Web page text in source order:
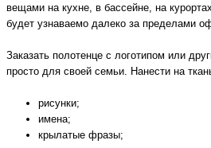
вещами на кухне, в бассейне, на
будет узнаваемо далеко за пределами
Заказать полотенце с логотипом или
просто для своей семьи. Нанести на
рисунки;
имена;
крылатые фразы;